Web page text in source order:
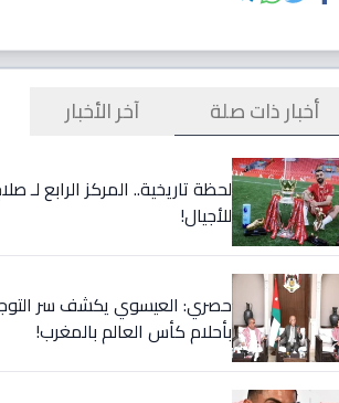
أخبار ذات صلة آخر الأخبار
لحظة تاريخية.. المركز الرابع
للأجيال!
حصري: العيسوي يكشف سر
بأحلام كأس العالم بالمغرب!